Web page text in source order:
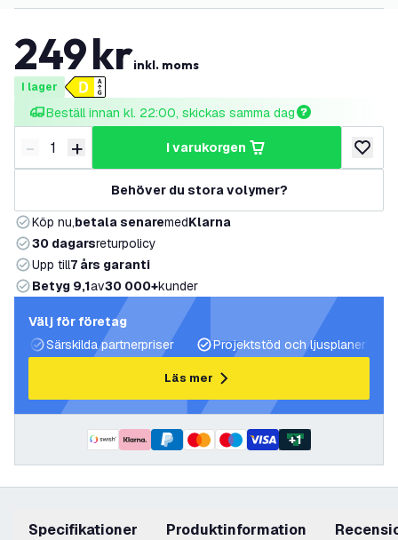
249krinkl. moms
I lager
Beställ innan kl. 22:00, skickas samma dag
Minska antal
- Öka antal
+ i varukorgen
lägg
Behöver du stora volymer?
Köp nu,betala senaremedKlarna
30 dagarsreturpolicy
Upp till7 års garanti
Betyg 9,1av30 000+kunder
Välj för företag
Särskilda partnerpriser
Projektstöd och ljusplaner
Läs mer
+1
Specifikationer produktinformation